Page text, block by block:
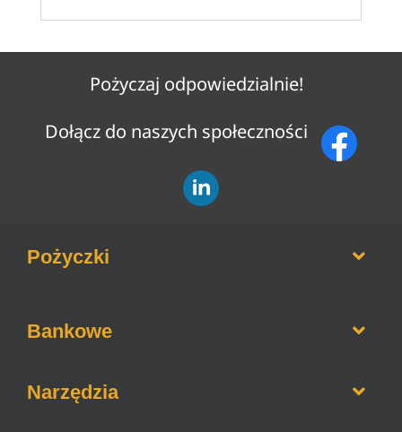
Pożyczaj odpowiedzialnie!
Dołącz do naszych społeczności
Pożyczki
Pożyczki bez weryfikacji BIK
Pożyczki dla zadłużonych
Bankowe
Informacje o bankach
Narzędzia